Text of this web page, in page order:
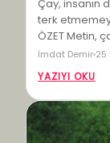
Çay, insanın
terk
ÖZET Metin,
İmdat Demir 25
YAZIYI OKU